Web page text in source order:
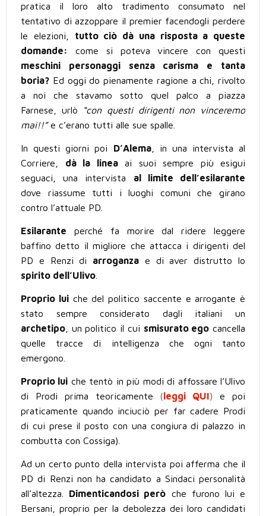
pratica il loro alto tradimento consumato nel
tentativo di azzoppare il premier facendogli perdere
le elezioni, tutto ciò dà una risposta a queste
domande:
come si poteva vincere con questi
meschini personaggi senza carisma e tanta
boria? Ed oggi do pienamente ragione a chi, rivolto
a noi che stavamo sotto quel palco a piazza
Farnese, urlò
“con questi dirigenti non vinceremo
mai!!”e c’erano tutti alle sue spalle.
In questi giorni poi D’Alema, in una intervista al
Corriere, dà la lineaai suoi sempre più esigui
seguaci, una intervista al limite dell’esilarante
dove riassume tutti i luoghi comuni che girano
contro l’attuale PD.
Esilarante perché fa morire dal ridere leggere
baffino detto il migliore che attacca i dirigenti del
PD e Renzi di arroganza e di aver distrutto lo
spirito dell’Ulivo
Proprio luiche del politico saccente e arrogante è
stato sempre considerato dagli italiani un
archetipo , un politico il cui smisurato ego cancella
quelle tracce di intelligenza che ogni tanto
emergono.
Proprio lui che tentò in più modi di affossare l’Ulivo
di Prodi prima teoricamente (leggi QUI)e poi
praticamente quando inciuciò per far cadere Prodi
di cui prese il posto con una congiura di palazzo in
combutta con Cossiga).
Ad un certo punto della intervista poi afferma che il
PD di Renzi non ha candidato a Sindaci personalità
all’altezza. Dimenticandosi però che furono lui e
Bersani, proprio per la debolezza dei loro candidati